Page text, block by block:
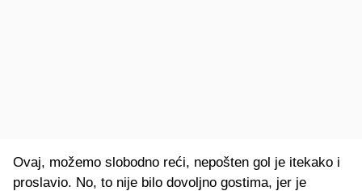
Ovaj, možemo slobodno reći, nepošten gol je itekako i
proslavio. No, to nije bilo dovoljno gostima, jer je